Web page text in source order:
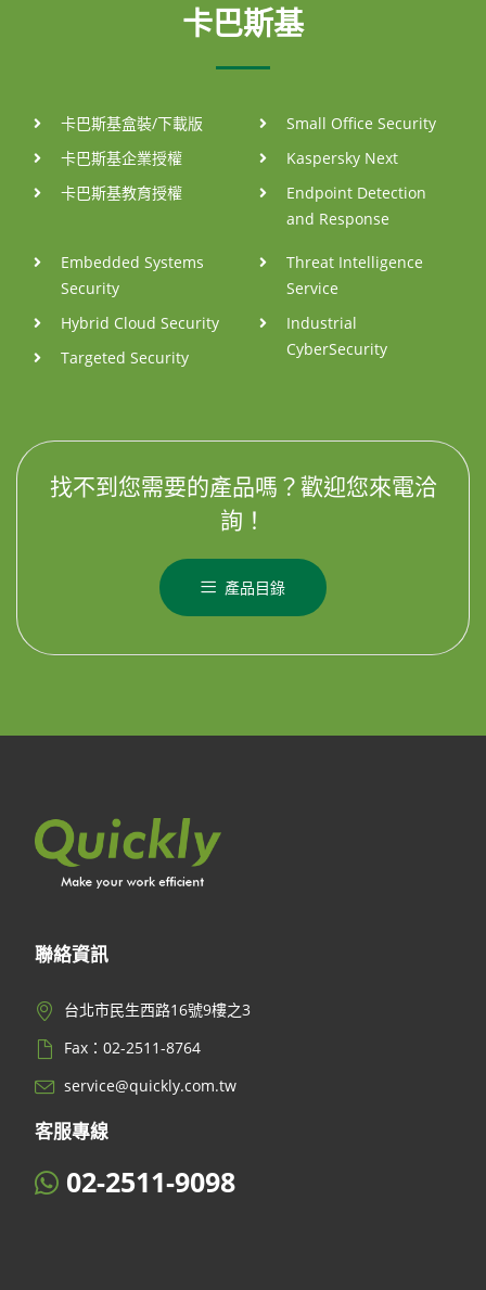
卡巴斯基
卡巴斯基盒裝/下載版
卡巴斯基企業授權
卡巴斯基教育授權
Small Office Security
Kaspersky Next
Endpoint Detection
and Response
Embedded Systems
Security
Hybrid Cloud Security
Targeted Security
Threat Intelligence
Service
Industrial
CyberSecurity
找不到您需要的產品嗎？歡迎您來電洽
詢！
產品目錄
聯絡資訊
台北市民生西路16號9樓之3
Fax：02-2511-8764
service@quickly.com.tw
客服專線
02-2511-9098